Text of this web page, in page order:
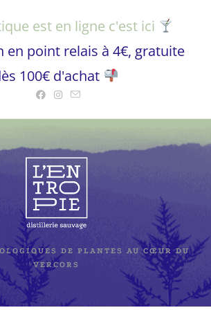
est en ligne c'est ici
en point relais à 4€, gratuite
100€ d'achat
DE PLANTES AU CŒUR DU
VERCORS